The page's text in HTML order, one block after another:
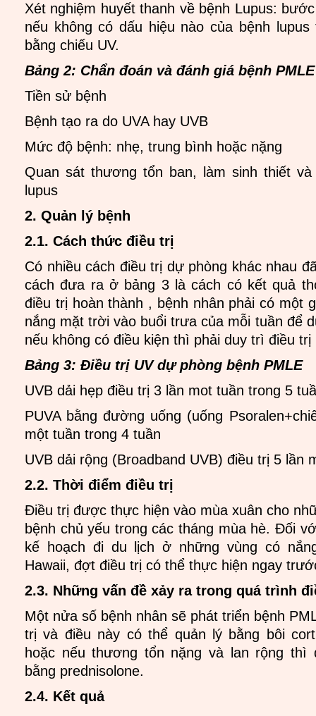
Xét nghiệm huyết thanh về bệnh Lupus:
nếu không có dấu hiệu nào của bệnh
bằng chiếu UV.
Bảng 2: Chẩn đoán và đánh giá bệnh PMLE
Tiền sử bệnh
Bệnh tạo ra do UVA hay UVB
Mức độ bệnh: nhẹ, trung bình hoặc nặng
Quan sát thương tổn ban, làm sinh thiết
lupus
2. Quản lý bệnh
2.1. Cách thức điều trị
Có nhiều cách điều trị dự phòng khác nhau
cách đưa ra ở bảng 3 là cách có kết quả
điều trị hoàn thành , bệnh nhân phải có một
nắng mặt trời vào buổi trưa của mỗi tuần để
nếu không có điều kiện thì phải duy trì điều trị
Bảng 3: Điều trị UV dự phòng bệnh PMLE
UVB dải hẹp điều trị 3 lần mot tuần trong 5
PUVA bằng đường uống (uống
một tuần trong 4 tuần
UVB dải rộng (Broadband UVB) điều trị 5 lần
2.2. Thời điểm điều trị
Điều trị được thực hiện vào mùa xuân cho
bệnh chủ yếu trong các tháng mùa hè. Đối
kế hoạch đi du lịch ở những vùng có
Hawaii, đợt điều trị có thể thực hiện ngay
2.3. Những vấn đề xảy ra trong quá trình
Một nửa số bệnh nhân sẽ phát triển bệnh
trị và điều này có thể quản lý bằng bôi
hoặc nếu thương tổn nặng và lan rộng thì
bằng prednisolone.
2.4. Kết quả